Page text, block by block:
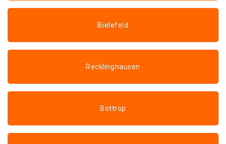
Bielefeld
Recklinghausen
Bottrop